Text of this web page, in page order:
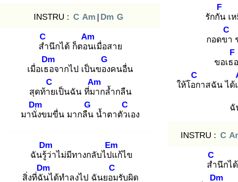
INSTRU : C Am | Dm G
สำ
C
นึกได้ ก็ตอน
Am
เมื่อสาย
เมื่อเธอ
Dm
จากไป เป็นของ
G
คนอื่น
สุดท้าย
C
เป็นฉัน ที่มา
Am
กล้ำกลืน
มานั่ง
Dm
ขมขื่น มากลืน
G
น้ำตาตัวเ
C
อง
ฉันรู้ว่
Dm
าไม่มีทางกลับไปแ
Em
ก้ไข
สิ่งที่ฉัน
Dm
ได้ทำลงไป ฉันยอม
C
รับผิด
รักกัน
F
เห
กอดขา
C
ขอเธอ
F
ให้โอก
C
าสฉัน ได้
ฉั
INSTRU : C
สำ
C
นึกไ
Dm